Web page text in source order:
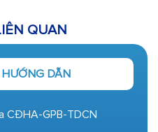
QUAN
DẪN
CĐHA-GPB-TDCN